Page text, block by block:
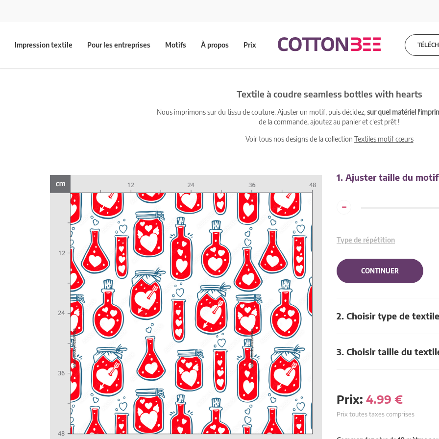
Impression textile Pour les entreprises Motifs À propos Prix
Textile à coudre seamless bottles with hearts
Nous imprimons sur du tissu de couture. Ajuster un motif, puis décidez,sur quel matériel
de la commande, ajoutez au panier et c'est prêt !
Voir tous nos designs de la collection Textiles motif cœurs
1. Ajuster taille du motif
-
Type de répétition
CONTINUER
2. Choisir type de textile
3. Choisir taille du
Prix: 4.99 €
Prix toutes taxes comprises